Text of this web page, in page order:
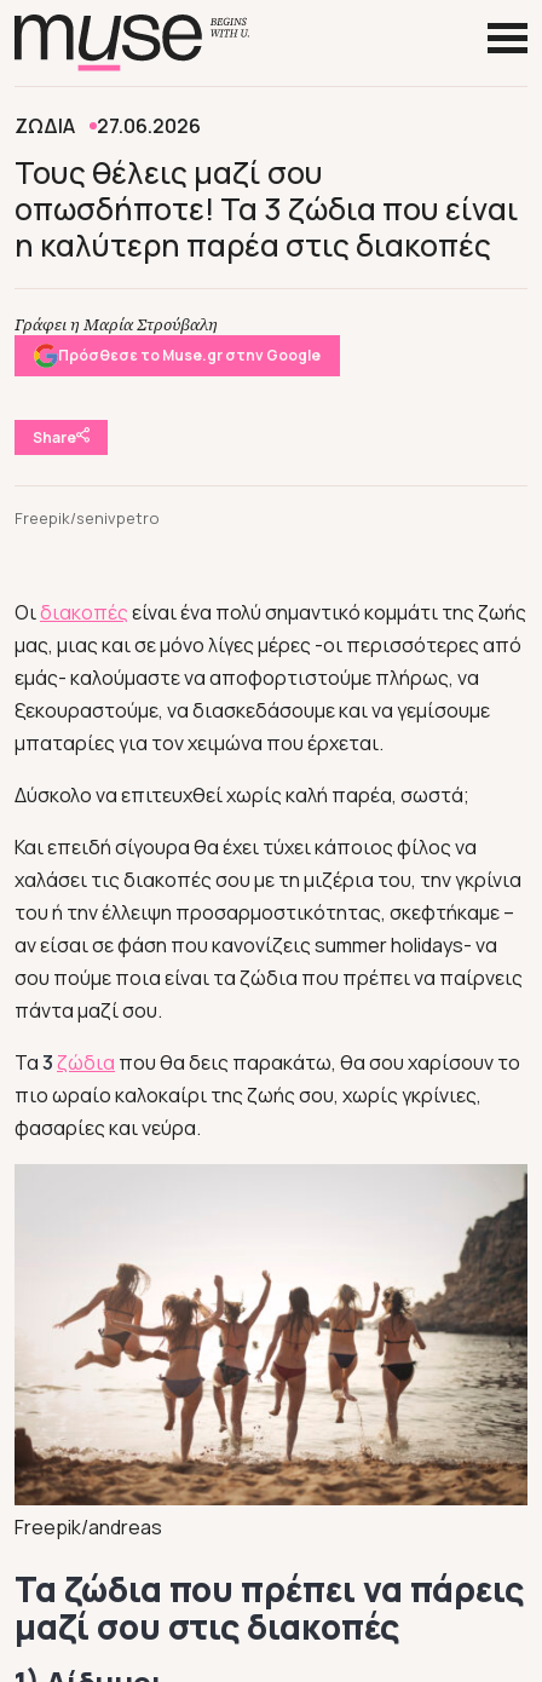
ΖΩΔΙΑ 27.06.2026
Τους θέλεις μαζί σου
οπωσδήποτε! Τα 3 ζώδια που είναι
η καλύτερη παρέα στις διακοπές
Γράφει η Μαρία Στρούβαλη
Πρόσθεσε το Muse.gr στην Google
Share
Freepik/senivpetro
Οιδιακοπέςείναι ένα πολύ σημαντικό κομμάτι της ζωής
μας, μιας και σε μόνο λίγες μέρες -οι περισσότερες από
εμάς- καλούμαστε να αποφορτιστούμε πλήρως, να
ξεκουραστούμε, να διασκεδάσουμε και να γεμίσουμε
μπαταρίες για τον χειμώνα που έρχεται.
Δύσκολο να επιτευχθεί χωρίς καλή παρέα, σωστά;
Και επειδή σίγουρα θα έχει τύχει κάποιος φίλος να
χαλάσει τις διακοπές σου με τη μιζέρια του, την γκρίνια
του ή την έλλειψη προσαρμοστικότητας, σκεφτήκαμε –
αν είσαι σε φάση που κανονίζεις summer holidays- να
σου πούμε ποια είναι τα ζώδια που πρέπει να παίρνεις
πάντα μαζί σου.
Τα3ζώδια που θα δεις παρακάτω, θα σου χαρίσουν το
πιο ωραίο καλοκαίρι της ζωής σου, χωρίς γκρίνιες,
φασαρίες και νεύρα.
Freepik/andreas
Τα ζώδια που πρέπει να πάρεις
μαζί σου στις διακοπές